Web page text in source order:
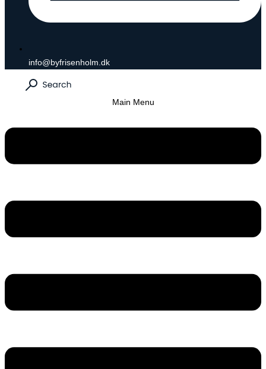
info@byfrisenholm.dk
Main Menu